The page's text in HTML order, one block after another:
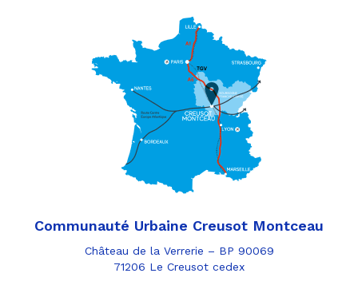
Communauté Urbaine Creusot Montceau
Château de la Verrerie – BP 90069
71206 Le Creusot cedex